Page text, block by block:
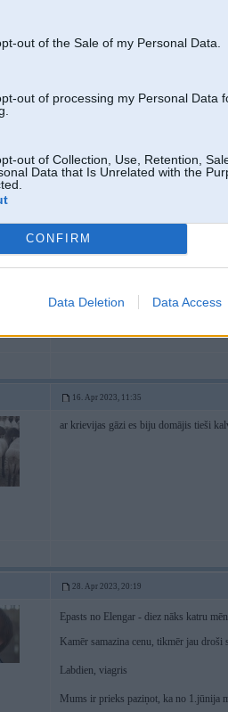
out of the Sale of my Personal Data.
out of processing my Personal Data
out of Collection, Use, Retention,
Data that Is Unrelated with the
CONFIRM
Data Deletion Data Access
Tiešām kāds turpinas maksāt
Laikam, ja reiz Krievijai eksporta
uz arābiem un atpakaļ uz EU
Tā nu gan nav. Krievijai ienākumi ir
16. Apr 2023, 11:35
ar krievijas gāzi es biju domājis tieši
28. Apr 2023, 20:19
Epasts no Elengar - diez nāks katru
Kamēr samazina cenu, tikmēr jau droši
Labdien, viagris
Mums ir prieks paziņot, ka no 1.jūnija